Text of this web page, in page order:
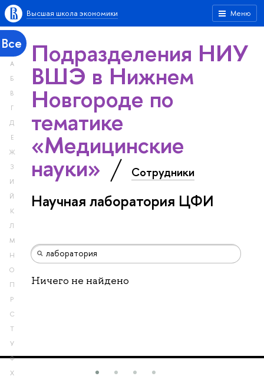
Меню
Высшая школа экономики
Все
А
Б
В
Г
Д
Е
Ж
З
И
Й
К
Л
М
Н
О
П
Р
С
Т
У
Ф
Х
Подразделения НИУ
ВШЭ в Нижнем
Новгороде по
тематике
«Медицинские
науки» Сотрудники
Научная лаборатория ЦФИ
Ничего не найдено